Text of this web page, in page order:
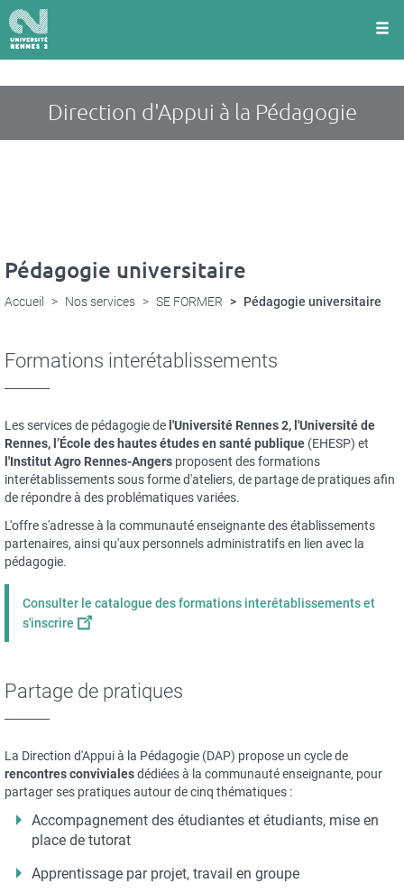
Panneau de gestion des cookies
Aller
au
contenu
Direction d'Appui à la Pédagogie
Pédagogie universitaire
Accueil Nos services SE FORMER Pédagogie universitaire
Formations interétablissements
Les services de pédagogie de l'Université Rennes 2, l'Université de
Rennes, l’École des hautes études en santé publique (EHESP) et
l'Institut Agro Rennes-Angers proposent des formations
interétablissements sous forme d'ateliers, de partage de pratiques afin
de répondre à des problématiques variées.
L'offre s'adresse à la communauté enseignante des établissements
partenaires, ainsi qu'aux personnels administratifs en lien avec la
pédagogie.
Consulter le catalogue des formations interétablissements et
s'inscrire
Partage de pratiques
La Direction d'Appui à la Pédagogie (DAP) propose un cycle de
rencontres convivialesdédiées à la communauté enseignante, pour
partager ses pratiques autour de cinq thématiques :
Accompagnement des étudiantes et étudiants, mise en
place de tutorat
Apprentissage par projet, travail en groupe